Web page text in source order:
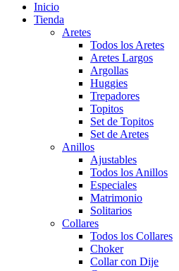
Inicio
Tienda
Aretes
Todos los Aretes
Aretes Largos
Argollas
Huggies
Trepadores
Topitos
Set de Topitos
Set de Aretes
Anillos
Ajustables
Todos los Anillos
Especiales
Matrimonio
Solitarios
Collares
Todos los Collares
Choker
Collar con Dije